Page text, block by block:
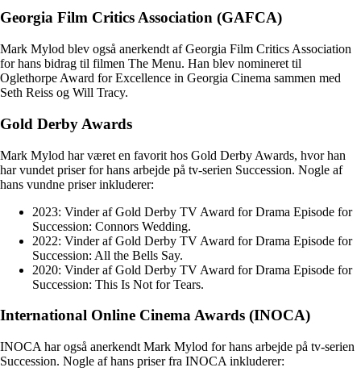
Georgia Film Critics Association (GAFCA)
Mark Mylod blev også anerkendt af Georgia Film Critics Association
for hans bidrag til filmen The Menu. Han blev nomineret til
Oglethorpe Award for Excellence in Georgia Cinema sammen med
Seth Reiss og Will Tracy.
Gold Derby Awards
Mark Mylod har været en favorit hos Gold Derby Awards, hvor han
har vundet priser for hans arbejde på tv-serien Succession. Nogle af
hans vundne priser inkluderer:
2023: Vinder af Gold Derby TV Award for Drama Episode for
Succession: Connors Wedding.
2022: Vinder af Gold Derby TV Award for Drama Episode for
Succession: All the Bells Say.
2020: Vinder af Gold Derby TV Award for Drama Episode for
Succession: This Is Not for Tears.
International Online Cinema Awards (INOCA)
INOCA har også anerkendt Mark Mylod for hans arbejde på tv-serien
Succession. Nogle af hans priser fra INOCA inkluderer: